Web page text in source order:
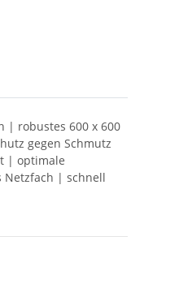
| robustes 600 x 600
gegen Schmutz
| optimale
Netzfach | schnell